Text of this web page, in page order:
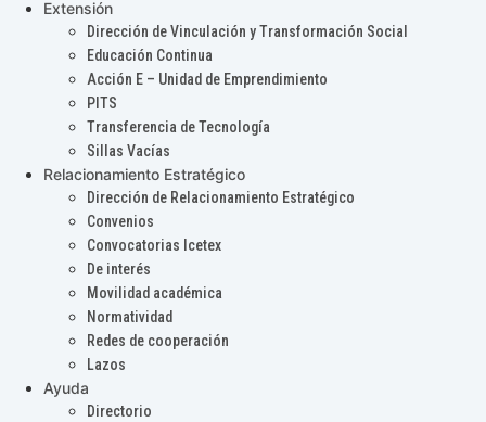
Extensión
Dirección de Vinculación y Transformación Social
Educación Continua
Acción E – Unidad de Emprendimiento
PITS
Transferencia de Tecnología
Sillas Vacías
Relacionamiento Estratégico
Dirección de Relacionamiento Estratégico
Convenios
Convocatorias Icetex
De interés
Movilidad académica
Normatividad
Redes de cooperación
Lazos
Ayuda
Directorio